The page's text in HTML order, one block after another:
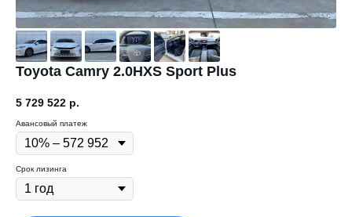
Toyota Camry 2.0HXS Sport Plus
5 729 522 р.
Авансовый платеж
Срок лизинга